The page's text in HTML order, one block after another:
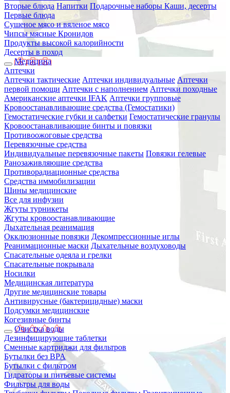
Вторые блюда Напитки Подарочные наборы Каши, десерты
Первые блюда
Сушеное мясо и вяленое мясо
Чипсы мясные Кронидов
Продукты высокой калорийности
Десерты в поход
Медицина
Аптечки
Аптечки тактические Аптечки индивидуальные Аптечки
первой помощи Аптечки с наполнением Аптечки походные
Американские аптечки IFAK Аптечки групповые
Кровоостанавливающие средства (Гемостатики)
Гемостатические губки и салфетки Гемостатические гранулы
Кровоостанавливающие бинты и повязки
Противоожоговые средства
Перевязочные средства
Индивидуальные перевязочные пакеты Повязки гелевые
Ранозаживляющие средства
Противорадиационные средства
Средства иммобилизации
Шины медицинские
Все для инфузии
Жгуты турникеты
Жгуты кровоостанавливающие
Дыхательная реанимация
Окклюзионные повязки Декомпрессионные иглы
Реанимационные маски Дыхательные воздуховоды
Спасательные одеяла и грелки
Спасательные покрывала
Носилки
Медицинская литература
Другие медицинские товары
Антивирусные (бактерицидные) маски
Подсумки медицинские
Когезивные бинты
Очистка воды
Дезинфицирующие таблетки
Сменные картриджи для фильтров
Бутылки без BPA
Бутылки с фильтром
Гидраторы и питьевые системы
Фильтры для воды